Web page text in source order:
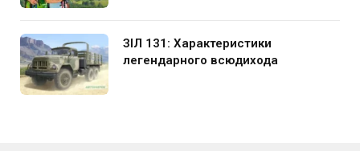
ЗІЛ 131: Характеристики
легендарного всюдихода